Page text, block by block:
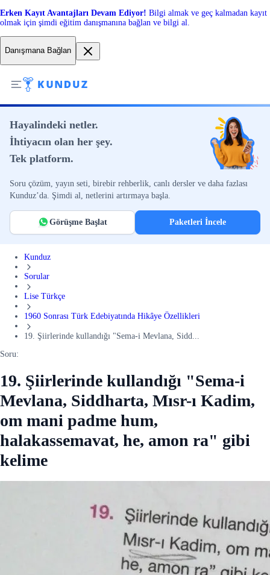
Erken Kayıt Avantajları Devam Ediyor! Bilgi almak ve geç kalmadan kayıt
olmak için şimdi eğitim danışmanına bağlan ve bilgi al.
Danışmana Bağlan
Hayalindeki netler.
İhtiyacın olan her şey.
Tek platform.
Soru çözüm, yayın seti, birebir rehberlik, canlı dersler ve daha fazlası
Kunduz’da. Şimdi al, netlerini artırmaya başla.
Görüşme Başlat Paketleri İncele
Kunduz
Sorular
Lise Türkçe
1960 Sonrası Türk Edebiyatında Hikâye Özellikleri
19. Şiirlerinde kullandığı "Sema-i Mevlana, Sidd...
Soru:
19. Şiirlerinde kullandığı "Sema-i
Mevlana, Siddharta, Mısr-ı Kadim,
om mani padme hum,
halakassemavat, he, amon ra" gibi
kelime